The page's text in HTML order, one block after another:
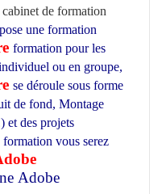
cabinet de formation
une formation
formation pour les
ou en groupe,
se déroule sous forme
de fond, Montage
et des projets
vous serez
Adobe